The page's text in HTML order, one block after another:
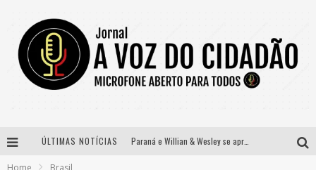
ÚLTIMAS NOTÍCIAS Paraná e Willian & Wesley se apresentam no Carretão Trevo Contagem nesta sexta-feira
Home Brasil